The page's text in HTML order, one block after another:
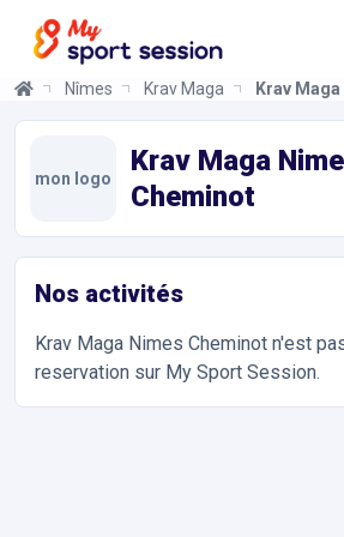
Nîmes Krav Maga Krav
mon logo
Krav Maga
Cheminot
Nos activités
Krav Maga Nimes Cheminot n'est
reservation sur My Sport Session.